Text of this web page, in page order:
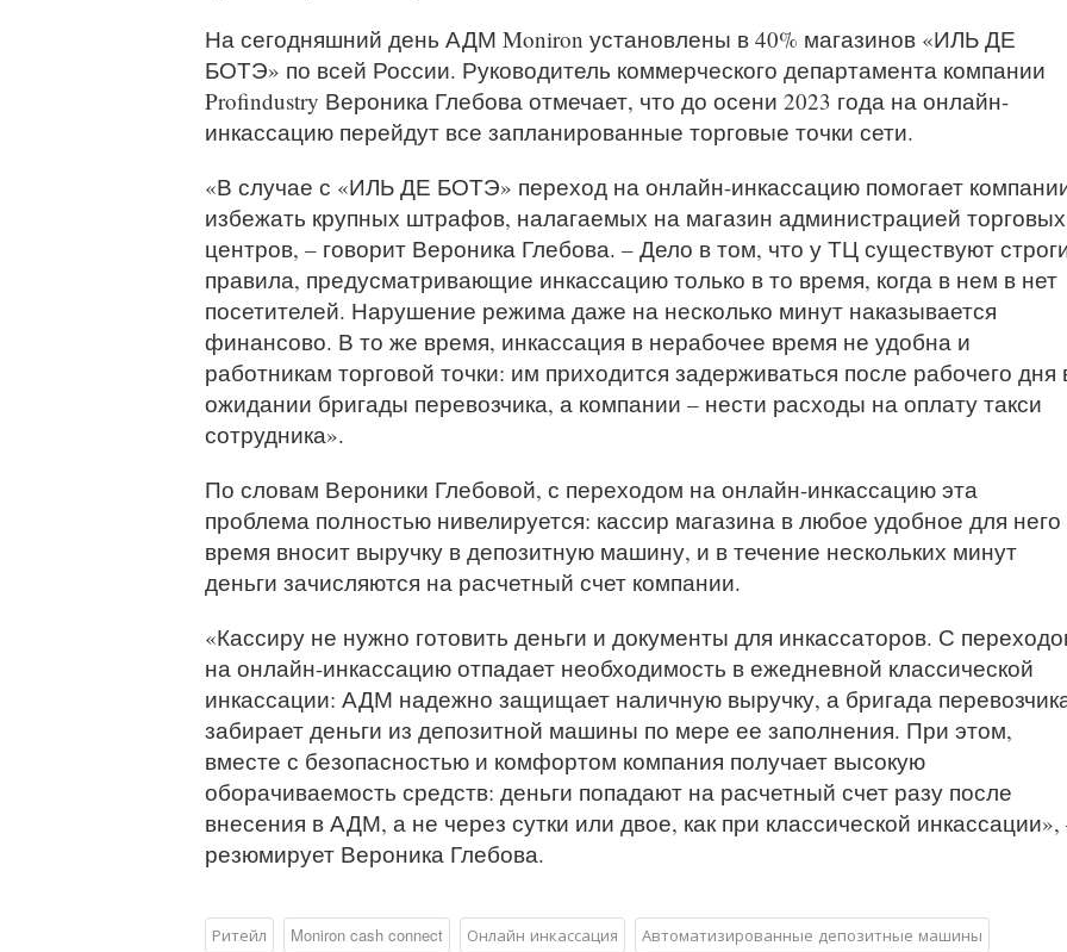
На сегодняшний день АДМ Moniron установлены в 40% магазинов «ИЛЬ ДЕ
БОТЭ» по всей России. Руководитель коммерческого департамента компании
Profindustry Вероника Глебова отмечает, что до осени 2023 года на онлайн-
инкассацию перейдут все запланированные торговые точки сети.
«В случае с «ИЛЬ ДЕ БОТЭ» переход на онлайн-инкассацию помогает
избежать крупных штрафов, налагаемых на магазин администрацией торговых
центров, – говорит Вероника Глебова. – Дело в том, что у ТЦ существуют
правила, предусматривающие инкассацию только в то время, когда в нем в нет
посетителей. Нарушение режима даже на несколько минут наказывается
финансово. В то же время, инкассация в нерабочее время не удобна и
работникам торговой точки: им приходится задерживаться после рабочего дня
ожидании бригады перевозчика, а компании – нести расходы на оплату такси
сотрудника».
По словам Вероники Глебовой, с переходом на онлайн-инкассацию эта
проблема полностью нивелируется: кассир магазина в любое удобное для него
время вносит выручку в депозитную машину, и в течение нескольких минут
деньги зачисляются на расчетный счет компании.
«Кассиру не нужно готовить деньги и документы для инкассаторов. С
на онлайн-инкассацию отпадает необходимость в ежедневной классической
инкассации: АДМ надежно защищает наличную выручку, а бригада
забирает деньги из депозитной машины по мере ее заполнения. При этом,
вместе с безопасностью и комфортом компания получает высокую
оборачиваемость средств: деньги попадают на расчетный счет разу после
внесения в АДМ, а не через сутки или двое, как при классической инкассации»,
резюмирует Вероника Глебова.
Ритейл Moniron cash connect Онлайн инкассация
Автоматизированные депозитные машины